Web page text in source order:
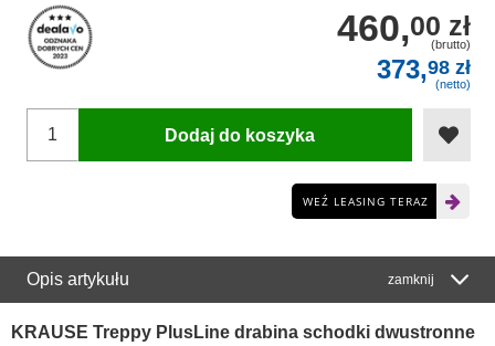
460,00 zł
(brutto)
373,98 zł
(netto)
Dodaj do koszyka
WEŹ LEASING TERAZ
Opis artykułu zamknij
KRAUSE Treppy PlusLine drabina schodki dwustronne